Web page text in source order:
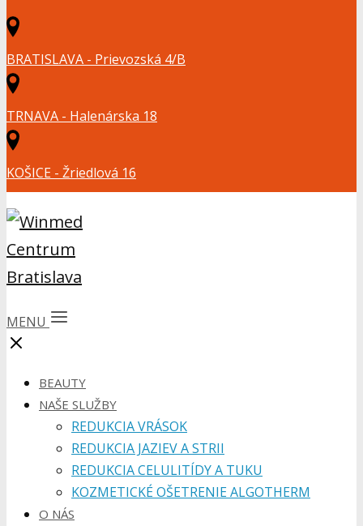
BRATISLAVA - Prievozská 4/B
TRNAVA - Halenárska 18
KOŠICE - Žriedlová 16
MENU
BEAUTY
NAŠE SLUŽBY
REDUKCIA VRÁSOK
REDUKCIA JAZIEV A STRII
REDUKCIA CELULITÍDY A TUKU
KOZMETICKÉ OŠETRENIE ALGOTHERM
O NÁS